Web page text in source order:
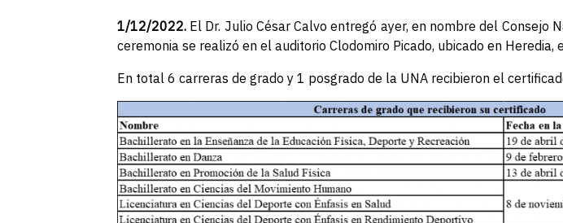
1/12/2022. El Dr. Julio César Calvo entregó ayer, en nombre del Consejo
ceremonia se realizó en el auditorio Clodomiro Picado, ubicado en
En total 6 carreras de grado y 1 posgrado de la UNA recibieron el